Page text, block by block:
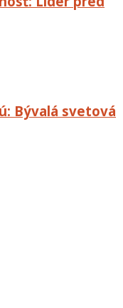
Bývalá svetová